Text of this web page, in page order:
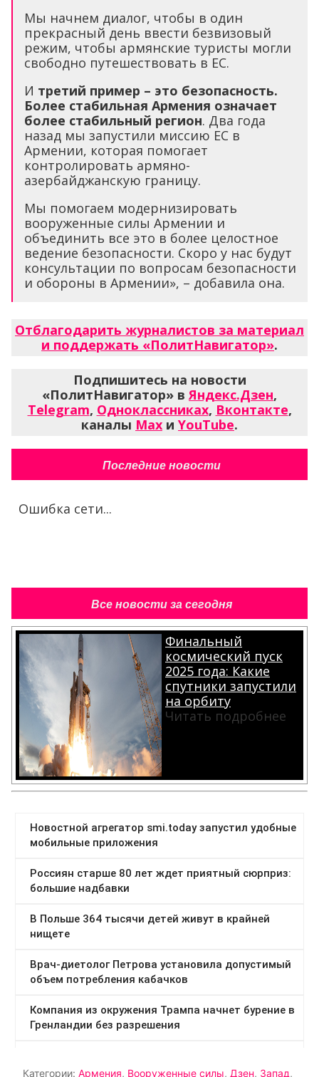
Мы начнем диалог, чтобы в один
прекрасный день ввести безвизовый
режим, чтобы армянские туристы могли
свободно путешествовать в ЕС.
И третий пример – это безопасность.
Более стабильная Армения означает
более стабильный регион. Два года
назад мы запустили миссию ЕС в
Армении, которая помогает
контролировать армяно-
азербайджанскую границу.
Мы помогаем модернизировать
вооруженные силы Армении и
объединить все это в более целостное
ведение безопасности. Скоро у нас будут
консультации по вопросам безопасности
и обороны в Армении», – добавила она.
Отблагодарить журналистов за материал
и поддержать «ПолитНавигатор».
Подпишитесь на новости
«ПолитНавигатор» вЯндекс.Дзен,
Telegram, Одноклассниках, Вконтакте,
каналы Max и YouTube.
Последние новости
Ошибка сети...
Все новости за сегодня
Финальный
космический пуск
2025 года: Какие
спутники запустили
на орбиту
Читать подробнее
Категории: Армения, Вооруженные силы, Дзен, Запад,